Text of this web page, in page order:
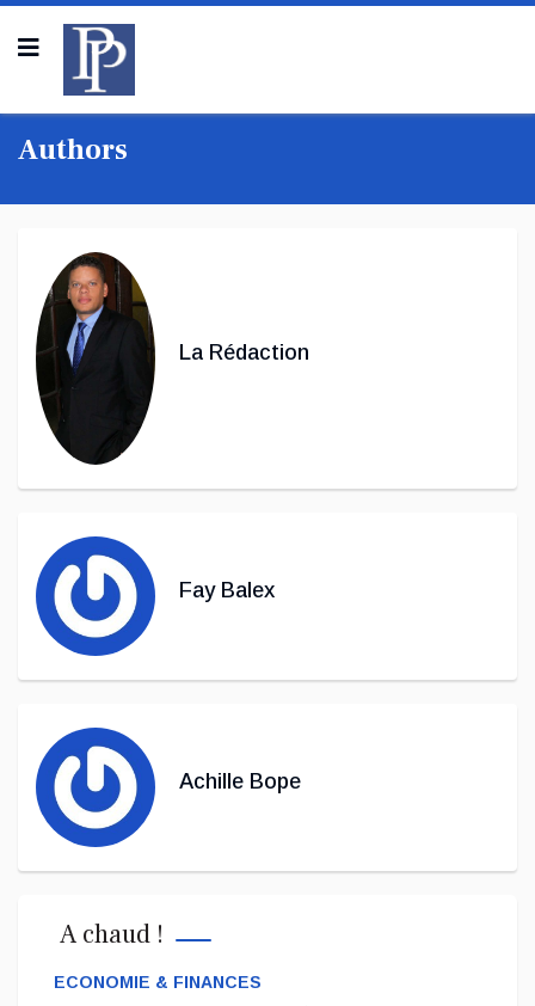
Authors
La Rédaction
Fay Balex
Achille Bope
A chaud !
ECONOMIE & FINANCES